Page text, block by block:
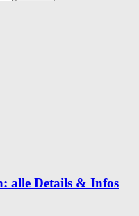
alle Details & Infos